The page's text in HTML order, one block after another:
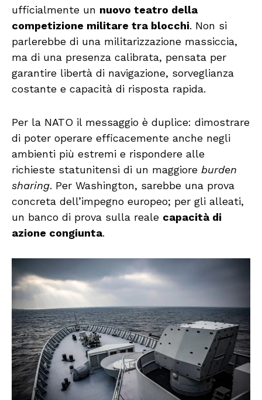
ufficialmente un nuovo teatro della
competizione militare tra blocchi. Non si
parlerebbe di una militarizzazione massiccia,
ma di una presenza calibrata, pensata per
garantire libertà di navigazione, sorveglianza
costante e capacità di risposta rapida.
Per la NATO il messaggio è duplice: dimostrare
di poter operare efficacemente anche negli
ambienti più estremi e rispondere alle
richieste statunitensi di un maggiore burden
sharing. Per Washington, sarebbe una prova
concreta dell’impegno europeo; per gli alleati,
un banco di prova sulla reale capacità di
azione congiunta.